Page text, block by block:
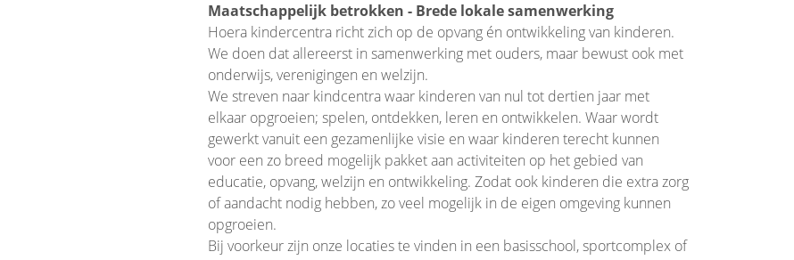
Maatschappelijk betrokken - Brede lokale samenwerking
Hoera kindercentra richt zich op de opvang én ontwikkeling van kinderen.
We doen dat allereerst in samenwerking met ouders, maar bewust ook met
onderwijs, verenigingen en welzijn.
We streven naar kindcentra waar kinderen van nul tot dertien jaar met
elkaar opgroeien; spelen, ontdekken, leren en ontwikkelen. Waar wordt
gewerkt vanuit een gezamenlijke visie en waar kinderen terecht kunnen
voor een zo breed mogelijk pakket aan activiteiten op het gebied van
educatie, opvang, welzijn en ontwikkeling. Zodat ook kinderen die extra zorg
of aandacht nodig hebben, zo veel mogelijk in de eigen omgeving kunnen
opgroeien.
Bij voorkeur zijn onze locaties te vinden in een basisschool, sportcomplex of